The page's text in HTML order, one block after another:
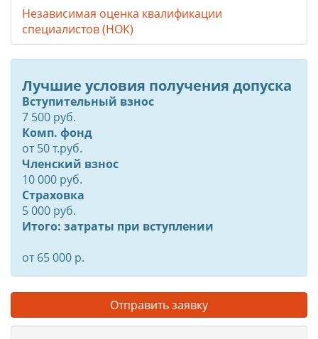
Независимая оценка квалификации
специалистов (НОК)
Лучшие условия получения допуска
Вступительный взнос
7 500 руб.
Комп. фонд
от50т.руб.
Членский взнос
10 000 руб.
Страховка
5 000 руб.
Итого: затраты при вступлении
от 65 000 р.
Отправить заявку